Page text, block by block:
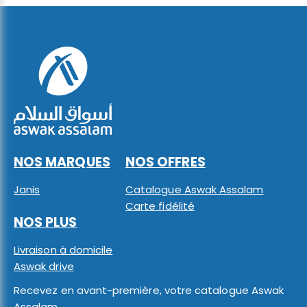
NOS MARQUES
Janis
NOS OFFRES
Catalogue Aswak Assalam
Carte fidélité
NOS PLUS
Livraison à domicile
Aswak drive
Recevez en avant-première, votre catalogue Aswak